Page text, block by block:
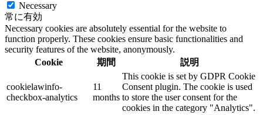
Necessary
常に有効
Necessary cookies are absolutely essential for the website to
function properly. These cookies ensure basic functionalities and
security features of the website, anonymously.
Cookie
期間 説明
cookielawinfo-
checkbox-analytics
11
months
This cookie is set by GDPR Cookie
Consent plugin. The cookie is used
to store the user consent for the
cookies in the category "Analytics".